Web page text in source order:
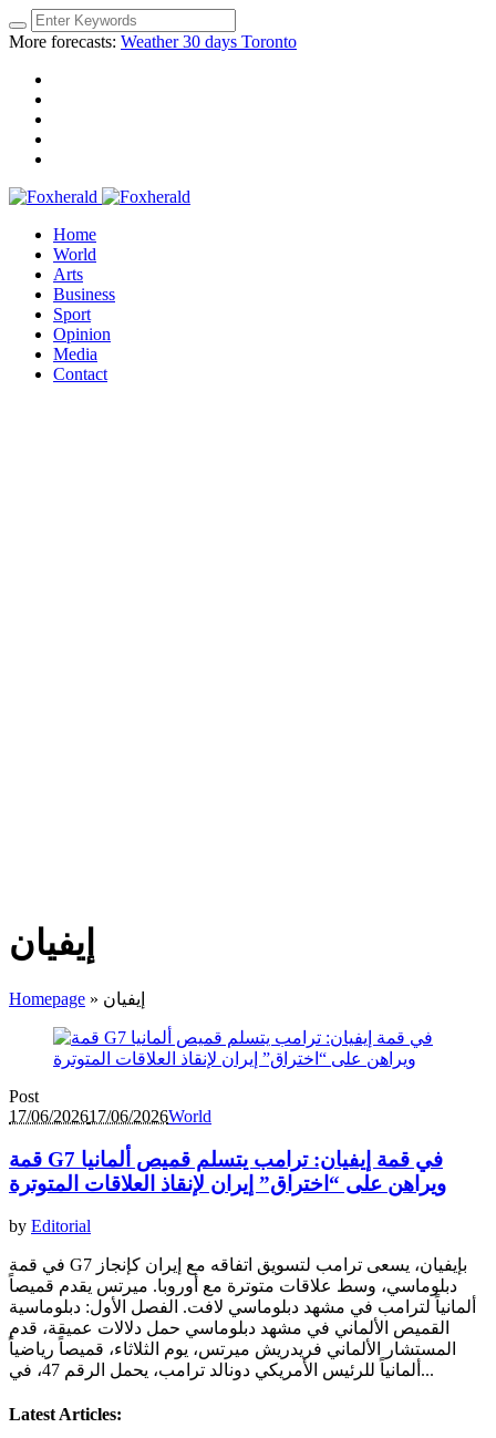
More forecasts: Weather 30 days Toronto
Home
World
Arts
Business
Sport
Opinion
Media
Contact
إيفيان
Homepage » إيفيان
Post
17/06/202617/06/2026World
قمة G7 في قمة إيفيان: ترامب يتسلم قميص ألمانيا
ويراهن على “اختراق” إيران لإنقاذ العلاقات المتوترة
by Editorial
في قمة G7 بإيفيان، يسعى ترامب لتسويق اتفاقه مع إيران كإنجاز
دبلوماسي، وسط علاقات متوترة مع أوروبا. ميرتس يقدم قميصاً
ألمانياً لترامب في مشهد دبلوماسي لافت. الفصل الأول: دبلوماسية
القميص الألماني في مشهد دبلوماسي حمل دلالات عميقة، قدم
المستشار الألماني فريدريش ميرتس، يوم الثلاثاء، قميصاً رياضياً
ألمانياً للرئيس الأمريكي دونالد ترامب، يحمل الرقم 47، في...
Latest Articles: